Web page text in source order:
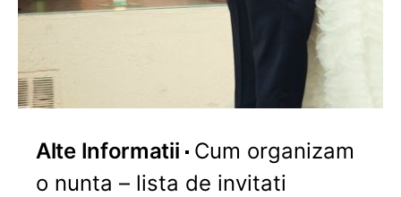
Alte Informatii
Cum organizam
o nunta – lista de invitati